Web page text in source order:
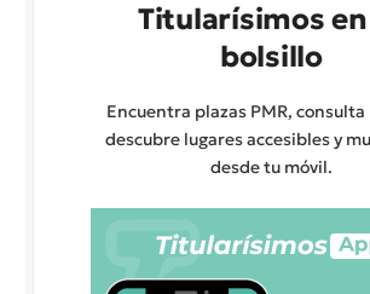
Titularísimos
bolsillo
Encuentra plazas PMR,
descubre lugares accesibles y
desde tu móvil.